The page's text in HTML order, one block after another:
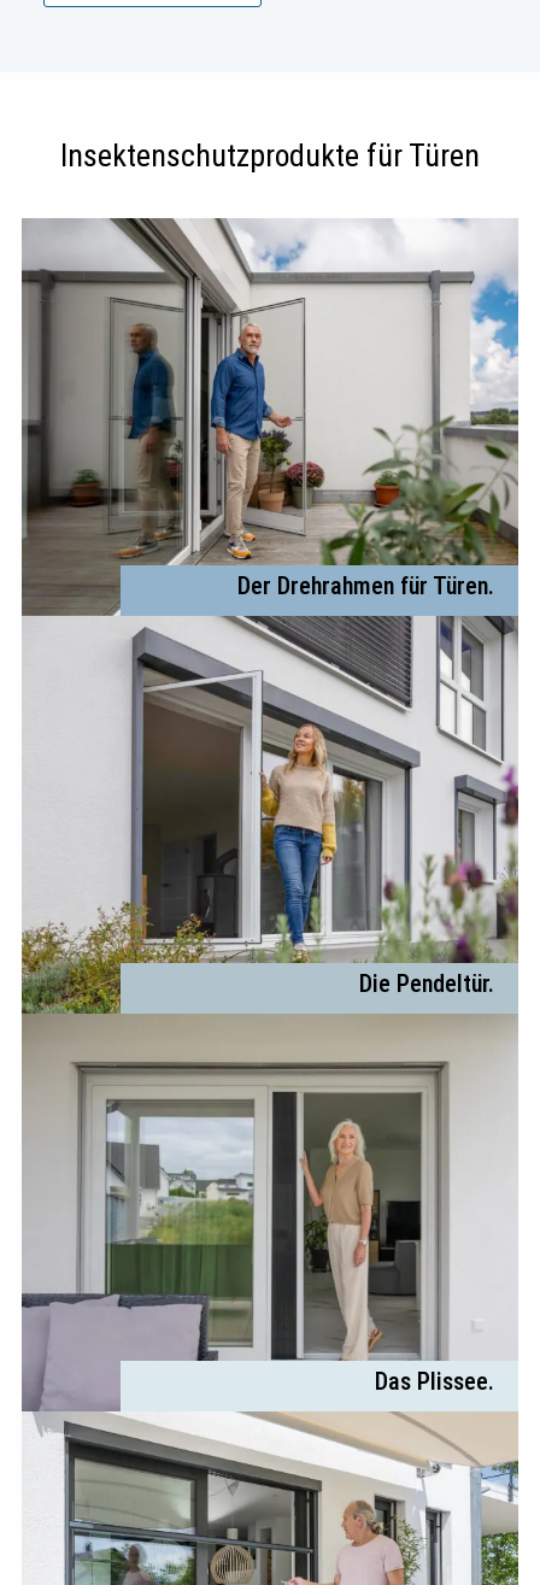
Insektenschutzprodukte für Türen
Der Drehrahmen für Türen.
Die Pendeltür.
Das Plissee.